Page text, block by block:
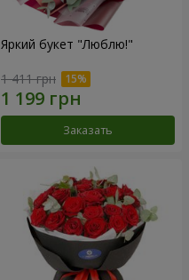
Яркий букет "Люблю!"
1 411 грн
Заказать